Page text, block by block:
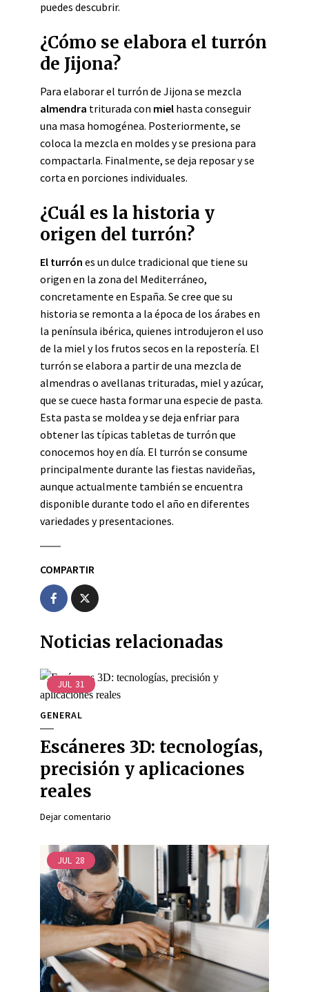
puedes descubrir.
¿Cómo se elabora el turrón
de Jijona?
Para elaborar el turrón de Jijona se mezcla
almendra triturada con miel hasta conseguir
una masa homogénea. Posteriormente, se
coloca la mezcla en moldes y se presiona para
compactarla. Finalmente, se deja reposar y se
corta en porciones individuales.
¿Cuál es la historia y
origen del turrón?
El turrón es un dulce tradicional que tiene su
origen en la zona del Mediterráneo,
concretamente en España. Se cree que su
historia se remonta a la época de los árabes en
la península ibérica, quienes introdujeron el uso
de la miel y los frutos secos en la repostería. El
turrón se elabora a partir de una mezcla de
almendras o avellanas trituradas, miel y azúcar,
que se cuece hasta formar una especie de pasta.
Esta pasta se moldea y se deja enfriar para
obtener las típicas tabletas de turrón que
conocemos hoy en día. El turrón se consume
principalmente durante las fiestas navideñas,
aunque actualmente también se encuentra
disponible durante todo el año en diferentes
variedades y presentaciones.
COMPARTIR
Noticias relacionadas
JUL 31
GENERAL
Escáneres 3D: tecnologías,
precisión y aplicaciones
reales
Dejar comentario
JUL 28